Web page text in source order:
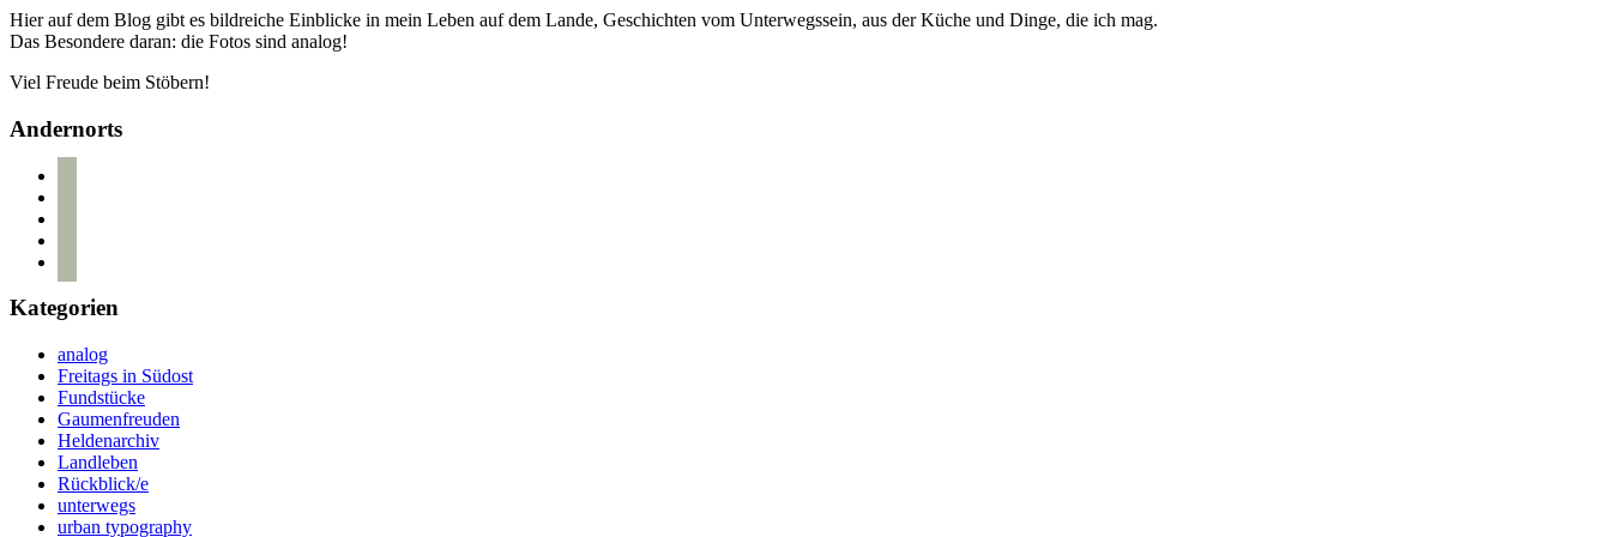
Hier auf dem Blog gibt es bildreiche Einblicke in mein Leben auf dem Lande, Geschichten vom Unterwegssein, aus der Küche und Dinge, die ich mag.
Das Besondere daran: die Fotos sind analog!
Viel Freude beim Stöbern!
Andernorts
Kategorien
analog
Freitags in Südost
Fundstücke
Gaumenfreuden
Heldenarchiv
Landleben
Rückblick/e
unterwegs
urban typography